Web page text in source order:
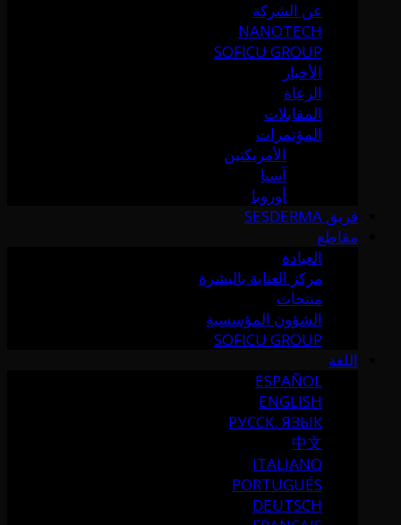
عن الشركة
NANOTECH
SOFICU GROUP
الأخبار
الرعاة
المقابلات
المؤتمرات
الأمريكتين
آسيا
أوروبا
فريق SESDERMA
مقاطع
العيادة
مركز العناية بالبشرة
منتجات
الشؤون المؤسسية
SOFICU GROUP
اللغة
ESPAÑOL
ENGLISH
РУССК. ЯЗЫК
中文
ITALIANO
PORTUGUÉS
DEUTSCH